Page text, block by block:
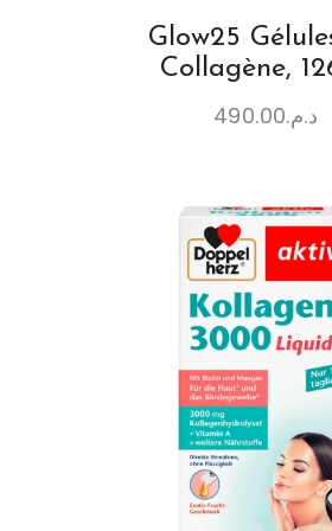
Glow25
Collagène,
د.م.490.00